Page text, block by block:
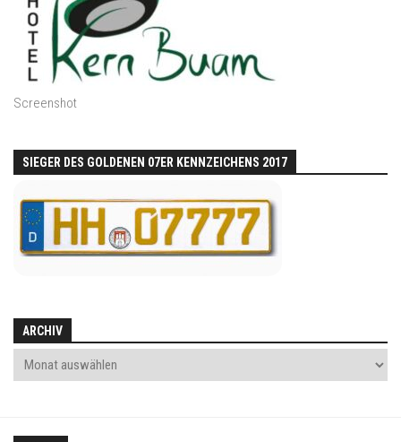
Screenshot
SIEGER DES GOLDENEN 07ER KENNZEICHENS 2017
ARCHIV